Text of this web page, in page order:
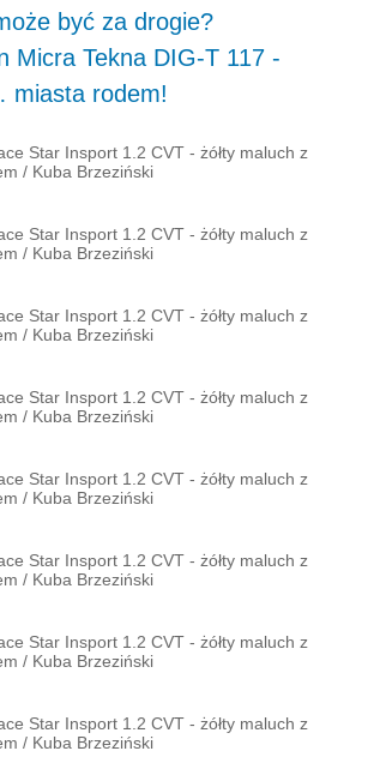
być za drogie?
Micra Tekna DIG-T 117 -
miasta rodem!
Star Insport 1.2 CVT - żółty maluch z
/ Kuba Brzeziński
Star Insport 1.2 CVT - żółty maluch z
/ Kuba Brzeziński
Star Insport 1.2 CVT - żółty maluch z
/ Kuba Brzeziński
Star Insport 1.2 CVT - żółty maluch z
/ Kuba Brzeziński
Star Insport 1.2 CVT - żółty maluch z
/ Kuba Brzeziński
Star Insport 1.2 CVT - żółty maluch z
/ Kuba Brzeziński
Star Insport 1.2 CVT - żółty maluch z
/ Kuba Brzeziński
Star Insport 1.2 CVT - żółty maluch z
/ Kuba Brzeziński